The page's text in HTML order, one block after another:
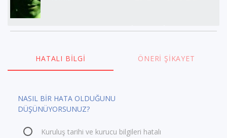
HATALI BILGI ÖNERI ŞIKAYET
NASIL BİR HATA OLDUĞUNU
DÜŞÜNÜYORSUNUZ?
Kuruluş tarihi ve kurucu bilgileri hatalı